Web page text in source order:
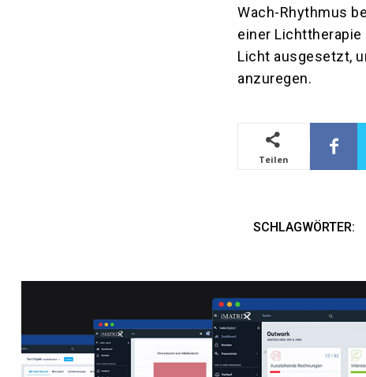
Wach-Rhythmus
einer
Licht ausgesetzt,
anzuregen.
Teilen
SCHLAGWÖRTER: